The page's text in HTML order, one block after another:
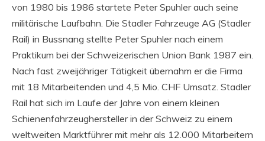
von 1980 bis 1986 startete Peter Spuhler auch seine
militärische Laufbahn. Die Stadler Fahrzeuge AG (Stadler
Rail) in Bussnang stellte Peter Spuhler nach einem
Praktikum bei der Schweizerischen Union Bank 1987 ein.
Nach fast zweijähriger Tätigkeit übernahm er die Firma
mit 18 Mitarbeitenden und 4,5 Mio. CHF Umsatz. Stadler
Rail hat sich im Laufe der Jahre von einem kleinen
Schienenfahrzeughersteller in der Schweiz zu einem
weltweiten Marktführer mit mehr als 12.000 Mitarbeitern